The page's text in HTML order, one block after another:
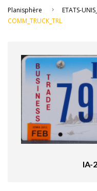
Planisphère ETATS-
COMM_TRUCK_TRL
IA-